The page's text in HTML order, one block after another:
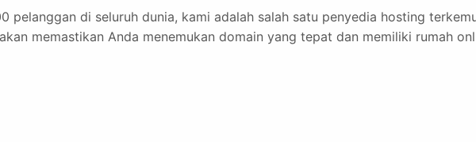
pelanggan di seluruh dunia, kami adalah salah satu penyedia hosting
memastikan Anda menemukan domain yang tepat dan memiliki rumah